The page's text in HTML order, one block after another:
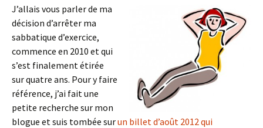
J’allais vous parler de ma
décision d’arrêter ma
sabbatique d’exercice,
commence en 2010 et qui
s’est finalement étirée
sur quatre ans. Pour y faire
référence, j’ai fait une
petite recherche sur mon
blogue et suis tombée surun billet d’août 2012 qui